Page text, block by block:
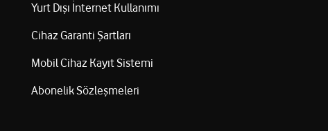
Yurt Dışı İnternet Kullanımı
Cihaz Garanti Şartları
Mobil Cihaz Kayıt Sistemi
Abonelik Sözleşmeleri